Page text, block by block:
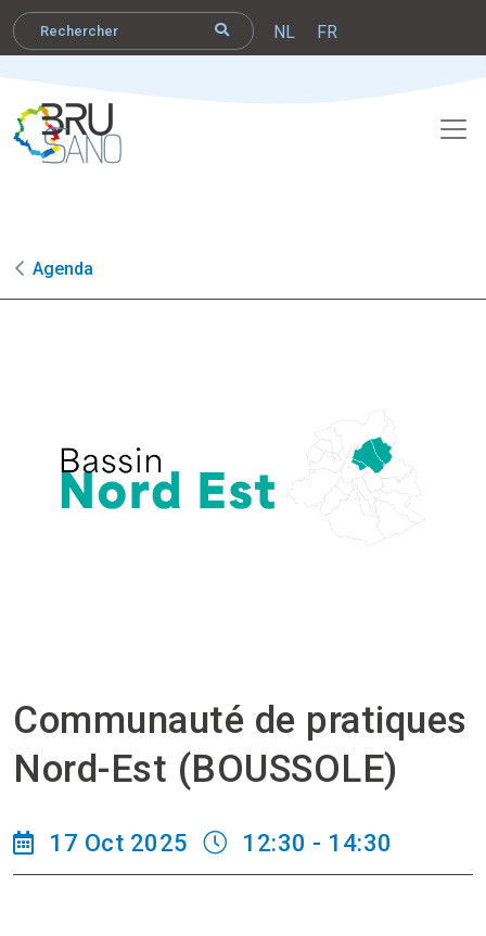
NL FR
Agenda
Communauté de pratiques
Nord-Est (BOUSSOLE)
17 Oct 2025 12:30 - 14:30